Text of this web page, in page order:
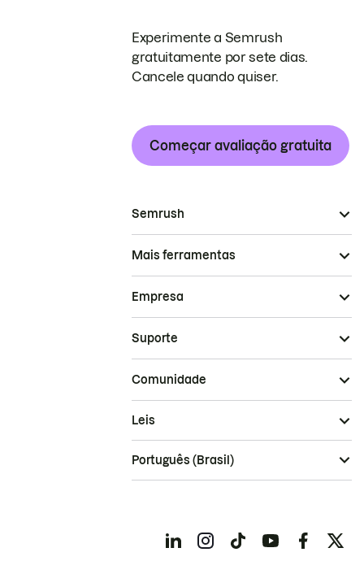
Experimente a Semrush
gratuitamente por sete dias.
Cancele quando quiser.
Começar avaliação gratuita
Semrush
Mais ferramentas
Empresa
Suporte
Comunidade
Leis
Português (Brasil)